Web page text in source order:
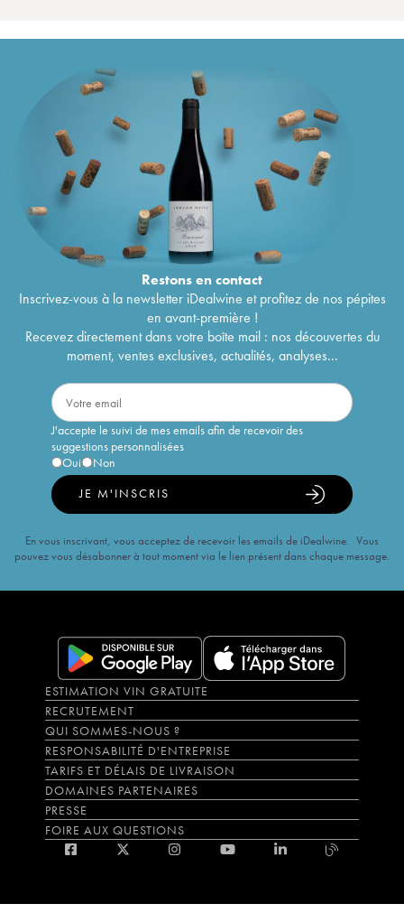
Restons encontact
Inscrivez-vous à la newsletter iDealwine et profitez de nos pépites
en avant-première !
Recevez directement dans votre boîte mail : nos découvertes du
moment, ventes exclusives, actualités, analyses...
J'accepte le suivi de mes emails afin de recevoir des
suggestions personnalisées
Oui
Non
JE M'INSCRIS
En vous inscrivant, vous acceptez de recevoir les emails de iDealwine. Vous
pouvez vous désabonner à tout moment via le lien présent dans chaque message.
ESTIMATION VIN GRATUITE
RECRUTEMENT
QUI SOMMES-NOUS ?
RESPONSABILITÉ D'ENTREPRISE
TARIFS ET DÉLAIS DE LIVRAISON
DOMAINES PARTENAIRES
PRESSE
FOIRE AUX QUESTIONS